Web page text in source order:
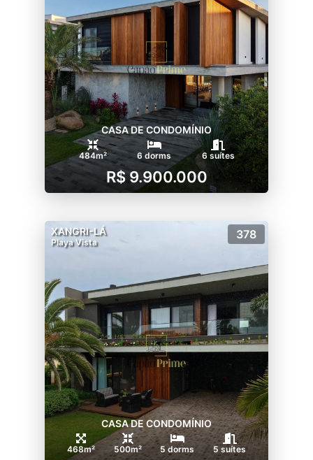
CASA DE CONDOMÍNIO
484m² 6 dorms 6 suítes
R$ 9.900.000
XANGRI-LÁ
Playa Vista
378
CASA DE CONDOMÍNIO
468m² 500m² 5 dorms 5 suítes